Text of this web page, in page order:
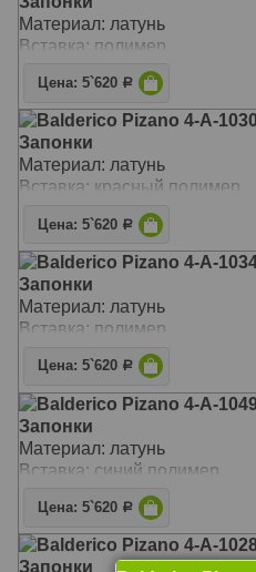
Материал: латунь
Вставка: полимер
Цена: 5`620 Р
Balderico Pizano 4-A-
Запонки
Материал: латунь
Вставка: красный полимер
Цена: 5`620 Р
Balderico Pizano 4-A-
Запонки
Материал: латунь
Вставка: полимер
Цена: 5`620 Р
Balderico Pizano 4-A-
Запонки
Материал: латунь
Вставка: синий полимер
Цена: 5`620 Р
Balderico Pizano 4-A-
Запонки